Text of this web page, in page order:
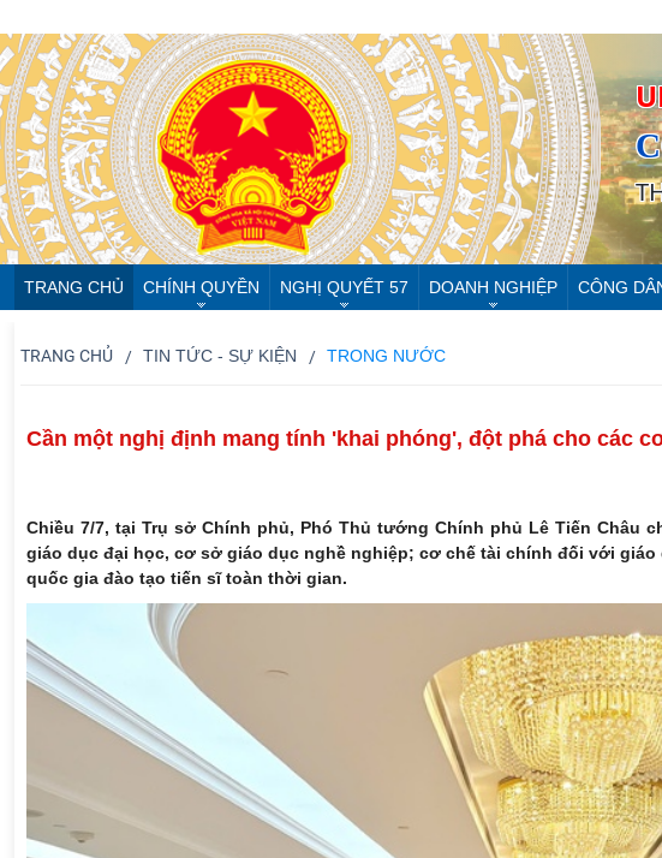
TRANG CHỦ CHÍNH QUYỀN NGHỊ QUYẾT 57 DOANH NGHIỆP CÔNG
TRANG CHỦ TIN TỨC - SỰ KIỆN TRONG NƯỚC
Cần một nghị định mang tính 'khai phóng', đột phá cho các
Chiều 7/7, tại Trụ sở Chính phủ, Phó Thủ tướng Chính phủ Lê Tiến
giáo dục đại học, cơ sở giáo dục nghề nghiệp; cơ chế tài chính đối với
quốc gia đào tạo tiến sĩ toàn thời gian.